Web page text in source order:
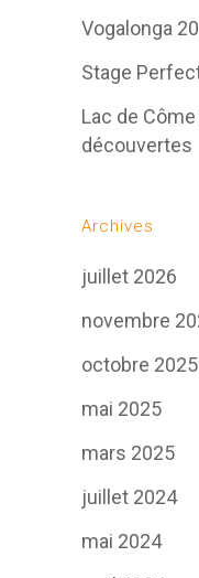
Vogalonga
Stage
Lac de
découvertes
Archives
juillet 2026
novembre
octobre 2025
mai 2025
mars 2025
juillet 2024
mai 2024